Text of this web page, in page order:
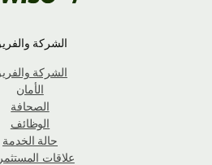
الشركة والفريق
الشركة والفريق
الأمان
الصحافة
الوظائف
حالة الخدمة
علاقات المستثمرين